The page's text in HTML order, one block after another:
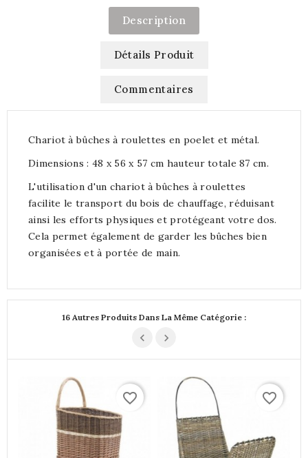
Description
Détails Produit
Commentaires
Chariot à bûches à roulettes en poelet et métal.
Dimensions : 48 x 56 x 57 cm hauteur totale 87 cm.
L'utilisation d'un chariot à bûches à roulettes
facilite le transport du bois de chauffage, réduisant
ainsi les efforts physiques et protégeant votre dos.
Cela permet également de garder les bûches bien
organisées et à portée de main.
16 Autres Produits Dans La Même Catégorie :
favorite_border favorite_border